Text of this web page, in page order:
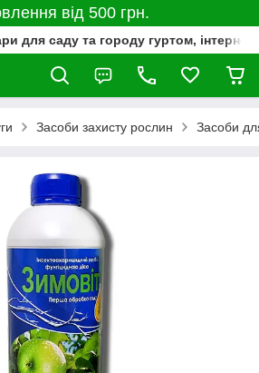
від 500 грн.
для саду та городу гуртом,
Засоби захисту рослин Засоби